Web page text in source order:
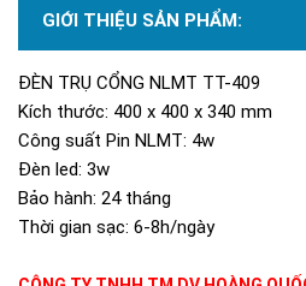
GIỚI THIỆU SẢN PHẨM:
ĐÈN TRỤ CỔNG NLMT TT-409
Kích thước: 400 x 400 x 340 mm
Công suất Pin NLMT: 4w
Đèn led: 3w
Bảo hành: 24 tháng
Thời gian sạc: 6-8h/ngày